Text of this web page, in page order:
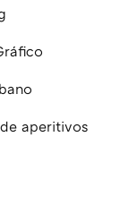
aperitivos